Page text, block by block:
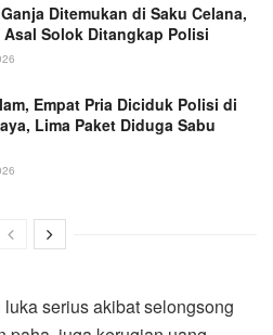
Ditemukan di Saku Celana,
Asal Solok Ditangkap Polisi
Empat Pria Diciduk Polisi di
Lima Paket Diduga Sabu
serius akibat selongsong